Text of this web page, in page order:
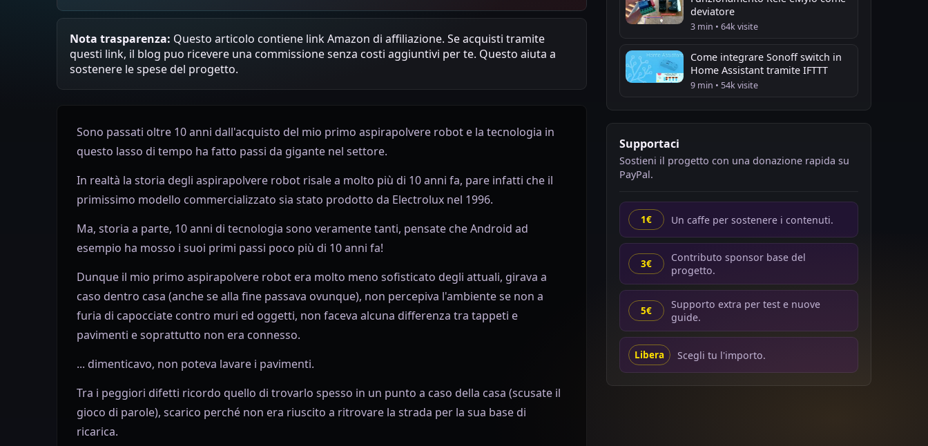
Nota trasparenza: Questo articolo contiene link Amazon di affiliazione. Se acquisti tramite
questi link, il blog puo ricevere una commissione senza costi aggiuntivi per te. Questo aiuta a
sostenere le spese del progetto.
Sono passati oltre 10 anni dall'acquisto del mio primo aspirapolvere robot e la tecnologia in
questo lasso di tempo ha fatto passi da gigante nel settore.
In realtà la storia degli aspirapolvere robot risale a molto più di 10 anni fa, pare infatti che il
primissimo modello commercializzato sia stato prodotto da Electrolux nel 1996.
Ma, storia a parte, 10 anni di tecnologia sono veramente tanti, pensate che Android ad
esempio ha mosso i suoi primi passi poco più di 10 anni fa!
Dunque il mio primo aspirapolvere robot era molto meno sofisticato degli attuali, girava a
caso dentro casa (anche se alla fine passava ovunque), non percepiva l'ambiente se non a
furia di capocciate contro muri ed oggetti, non faceva alcuna differenza tra tappeti e
pavimenti e soprattutto non era connesso.
... dimenticavo, non poteva lavare i pavimenti.
Tra i peggiori difetti ricordo quello di trovarlo spesso in un punto a caso della casa (scusate il
gioco di parole), scarico perché non era riuscito a ritrovare la strada per la sua base di
ricarica.
deviatore
3 min • 64k visite
Come integrare Sonoff switch in
Home Assistant tramite IFTTT
9 min • 54k visite
Supportaci
Sostieni il progetto con una donazione rapida su
PayPal.
1€ Un caffe per sostenere i contenuti.
3€
Contributo sponsor base del
progetto.
5€
Supporto extra per test e nuove
guide.
Libera Scegli tu l'importo.